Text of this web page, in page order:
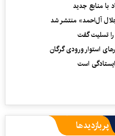
با منابع جدید
آل‌احمد» منتشر شد
تسلیت گفت
استوار ورودی گرگان
است
پربازدیدها